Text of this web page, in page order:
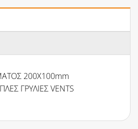
200Χ100mm
ΓΡΥΛΙΕΣ VENTS